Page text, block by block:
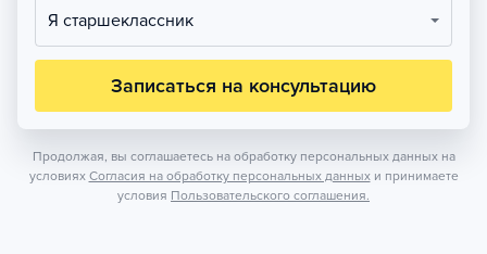
Я старшеклассник
Записаться на консультацию
Продолжая, вы соглашаетесь на обработку персональных данных на
условиях Согласия на обработку персональных данных и принимаете
условия Пользовательского соглашения.